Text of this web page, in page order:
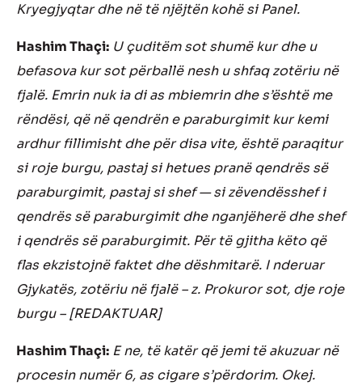
Kryegjyqtar dhe në të njëjtën kohë si Panel.
Hashim Thaçi: U çuditëm sot shumë kur dhe u
befasova kur sot përballë nesh u shfaq zotëriu në
fjalë. Emrin nuk ia di as mbiemrin dhe s’është me
rëndësi, që në qendrën e paraburgimit kur kemi
ardhur fillimisht dhe për disa vite, është paraqitur
si roje burgu, pastaj si hetues pranë qendrës së
paraburgimit, pastaj si shef — si zëvendësshef i
qendrës së paraburgimit dhe nganjëherë dhe shef
i qendrës së paraburgimit. Për të gjitha këto që
flas ekzistojnë faktet dhe dëshmitarë. I nderuar
Gjykatës, zotëriu në fjalë – z. Prokuror sot, dje roje
burgu – [REDAKTUAR]
Hashim Thaçi: E ne, të katër që jemi të akuzuar në
procesin numër 6, as cigare s’përdorim. Okej.